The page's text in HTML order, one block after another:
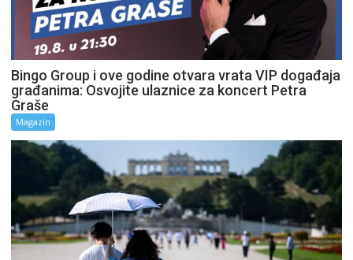
Bingo Group i ove godine otvara vrata VIP događaja
građanima: Osvojite ulaznice za koncert Petra
Graše
Magazin